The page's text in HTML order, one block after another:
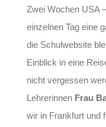
Zwei Wochen USA
einzelnen Tag eine
die Schulwebsite
Einblick in eine
nicht vergessen
Lehrerinnen Frau
wir in Frankfurt und